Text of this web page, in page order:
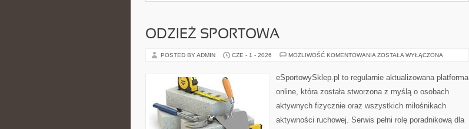
ODZIEŻ SPORTOWA
POSTED BY ADMIN CZE - 1 - 2026 MOŻLIWOŚĆ KOMENTOWANIA ODZIEŻ
ZOSTAŁA WYŁĄCZONA
eSportowySklep.pl to regularnie aktualizowana platforma
online, która została stworzona z myślą o osobach
aktywnych fizycznie oraz wszystkich miłośnikach
aktywności ruchowej. Serwis pełni rolę poradnikową dla